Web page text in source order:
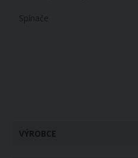
Spínače
VÝROBCE